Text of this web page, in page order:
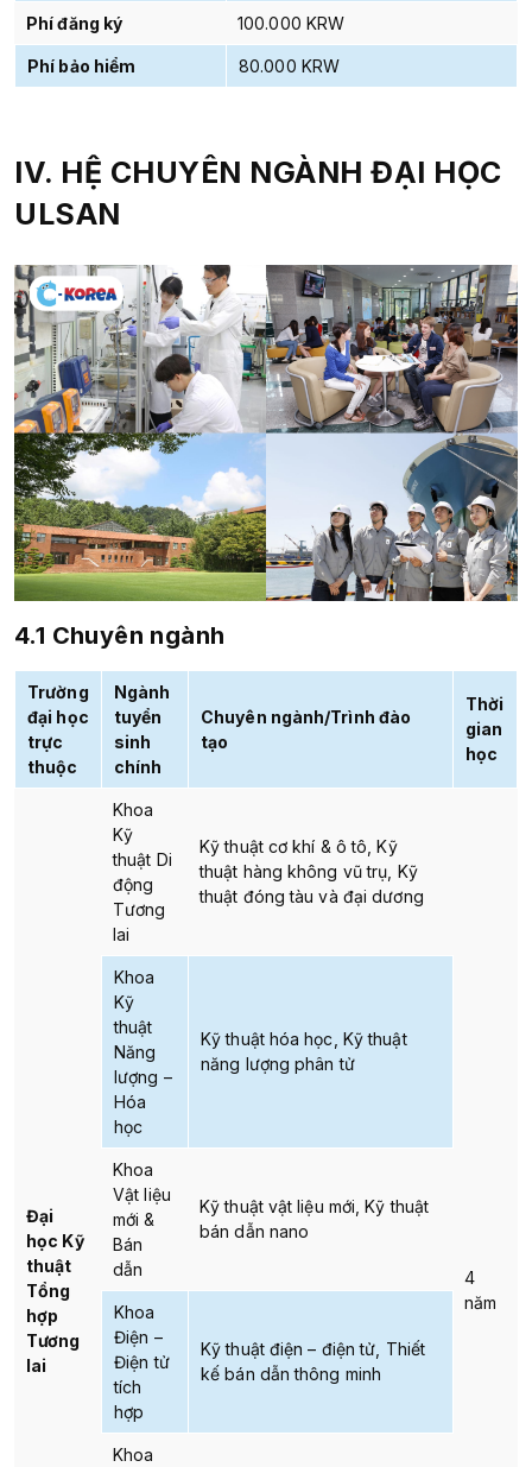
Phí đăng ký 100.000 KRW
Phí bảo hiểm 80.000 KRW
IV. HỆ CHUYÊN NGÀNH ĐẠI HỌC
ULSAN
4.1 Chuyên ngành
Trường
đại học
trực
thuộc
Ngành
tuyển
sinh
chính
Chuyên ngành/Trình đào
tạo
Thời
gian
học
Đại
học Kỹ
thuật
Tổng
hợp
Tương
lai
Khoa
Kỹ
thuật Di
động
Tương
lai
Kỹ thuật cơ khí & ô tô, Kỹ
thuật hàng không vũ trụ, Kỹ
thuật đóng tàu và đại dương
4
năm
Khoa
Kỹ
thuật
Năng
lượng –
Hóa
học
Kỹ thuật hóa học, Kỹ thuật
năng lượng phân tử
Khoa
Vật liệu
mới &
Bán
dẫn
Kỹ thuật vật liệu mới, Kỹ thuật
bán dẫn nano
Khoa
Điện –
Điện tử
tích
hợp
Kỹ thuật điện – điện tử, Thiết
kế bán dẫn thông minh
Khoa